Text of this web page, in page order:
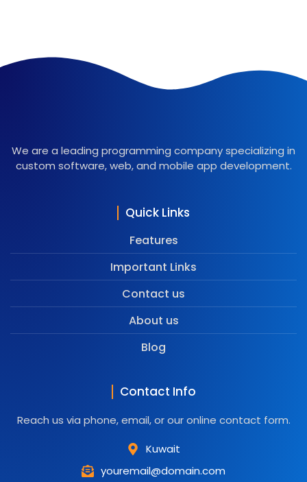
We are a leading programming company specializing in
custom software, web, and mobile app development.
Quick Links
Features
Important Links
Contact us
About us
Blog
Contact Info
Reach us via phone, email, or our online contact form.
Kuwait
youremail@domain.com